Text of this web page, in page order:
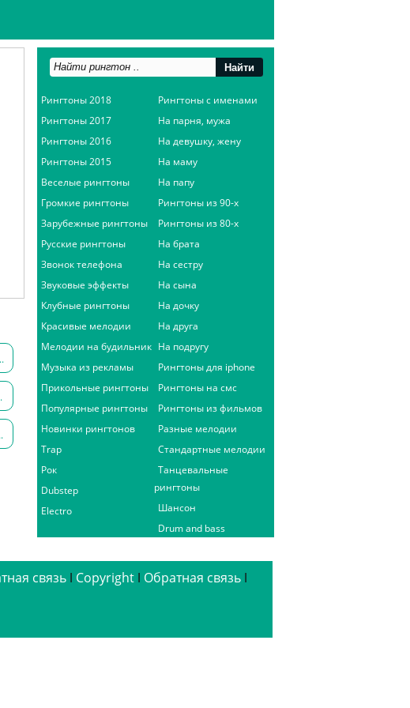
Рингтоны 2018
Рингтоны 2017
Рингтоны 2016
Рингтоны 2015
Веселые рингтоны
Громкие рингтоны
Зарубежные рингтоны
Русские рингтоны
Звонок телефона
Звуковые эффекты
Клубные рингтоны
Красивые мелодии
Мелодии на будильник
Музыка из рекламы
Прикольные рингтоны
Популярные рингтоны
Новинки рингтонов
Trap
Рок
Dubstep
Electro
Рингтоны с именами
На парня, мужа
На девушку, жену
На маму
На папу
Рингтоны из 90-х
Рингтоны из 80-х
На брата
На сестру
На сына
На дочку
На друга
На подругу
Рингтоны для iphone
Рингтоны на смс
Рингтоны из фильмов
Разные мелодии
Стандартные мелодии
Танцевальные
рингтоны
Шансон
Drum and bass
связь ǀ Copyright ǀ Обратная связь ǀ